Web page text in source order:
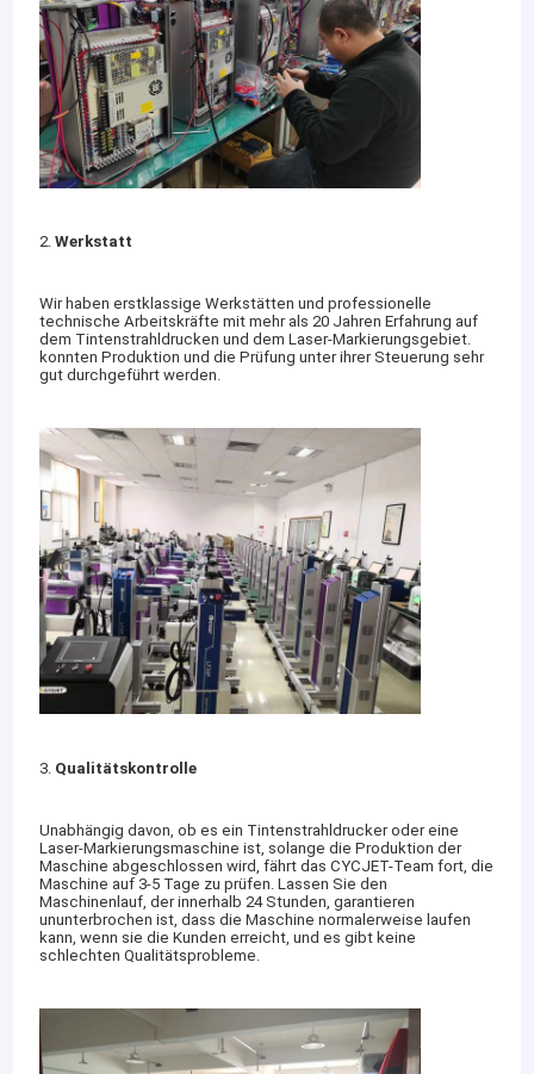
2.Werkstatt
Wir haben erstklassige Werkstätten und professionelle
technische Arbeitskräfte mit mehr als 20 Jahren Erfahrung auf
dem Tintenstrahldrucken und dem Laser-Markierungsgebiet.
konnten Produktion und die Prüfung unter ihrer Steuerung sehr
gut durchgeführt werden.
3. Qualitätskontrolle
Unabhängig davon, ob es ein Tintenstrahldrucker oder eine
Laser-Markierungsmaschine ist, solange die Produktion der
Maschine abgeschlossen wird, fährt das CYCJET-Team fort, die
Maschine auf 3-5 Tage zu prüfen. Lassen Sie den
Maschinenlauf, der innerhalb 24 Stunden, garantieren
ununterbrochen ist, dass die Maschine normalerweise laufen
kann, wenn sie die Kunden erreicht, und es gibt keine
schlechten Qualitätsprobleme.